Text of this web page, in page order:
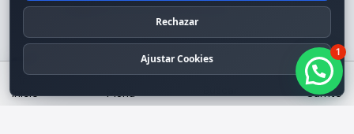
Las categorias mas demandadas
Zona Apple
Ordenadores portatiles
Zona gaming / consolas
Inicio Menú Carrito
1
Rechazar
Ajustar Cookies